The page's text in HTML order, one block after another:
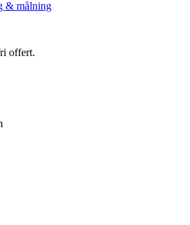
& målning
offert.